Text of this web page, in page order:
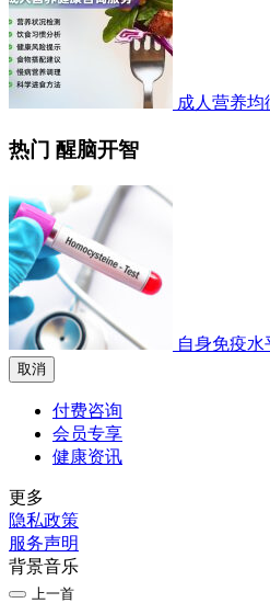
成人营养
热门 醒脑开智
自身免疫
取消
付费咨询
会员专享
健康资讯
更多
隐私政策
服务声明
背景音乐
上一首